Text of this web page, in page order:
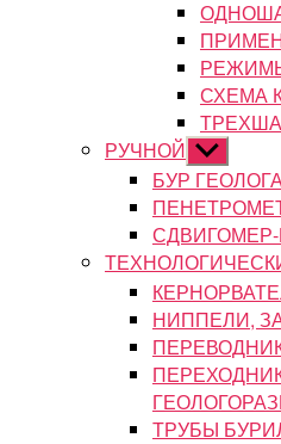
СХЕМА
РУЧНОЙ Показывать
подменю
БУР
НИППЕЛИ,
ТРУБЫ